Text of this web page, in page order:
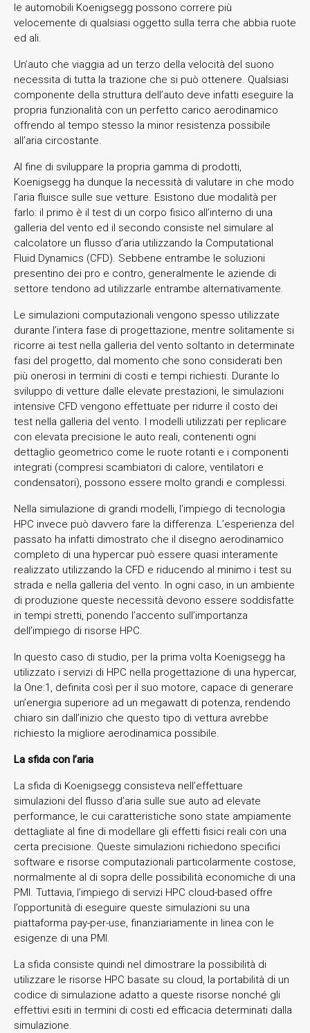
le automobili Koenigsegg possono correre più
velocemente di qualsiasi oggetto sulla terra che abbia ruote
ed ali.
Un’auto che viaggia ad un terzo della velocità del suono
necessita di tutta la trazione che si può ottenere. Qualsiasi
componente della struttura dell’auto deve infatti eseguire la
propria funzionalità con un perfetto carico aerodinamico
offrendo al tempo stesso la minor resistenza possibile
all’aria circostante.
Al fine di sviluppare la propria gamma di prodotti,
Koenigsegg ha dunque la necessità di valutare in che modo
l’aria fluisce sulle sue vetture. Esistono due modalità per
farlo: il primo è il test di un corpo fisico all’interno di una
galleria del vento ed il secondo consiste nel simulare al
calcolatore un flusso d’aria utilizzando la Computational
Fluid Dynamics (CFD). Sebbene entrambe le soluzioni
presentino dei pro e contro, generalmente le aziende di
settore tendono ad utilizzarle entrambe alternativamente.
Le simulazioni computazionali vengono spesso utilizzate
durante l’intera fase di progettazione, mentre solitamente si
ricorre ai test nella galleria del vento soltanto in determinate
fasi del progetto, dal momento che sono considerati ben
più onerosi in termini di costi e tempi richiesti. Durante lo
sviluppo di vetture dalle elevate prestazioni, le simulazioni
intensive CFD vengono effettuate per ridurre il costo dei
test nella galleria del vento. I modelli utilizzati per replicare
con elevata precisione le auto reali, contenenti ogni
dettaglio geometrico come le ruote rotanti e i componenti
integrati (compresi scambiatori di calore, ventilatori e
condensatori), possono essere molto grandi e complessi.
Nella simulazione di grandi modelli, l’impiego di tecnologia
HPC invece può davvero fare la differenza. L’esperienza del
passato ha infatti dimostrato che il disegno aerodinamico
completo di una hypercar può essere quasi interamente
realizzato utilizzando la CFD e riducendo al minimo i test su
strada e nella galleria del vento. In ogni caso, in un ambiente
di produzione queste necessità devono essere soddisfatte
in tempi stretti, ponendo l’accento sull’importanza
dell’impiego di risorse HPC.
In questo caso di studio, per la prima volta Koenigsegg ha
utilizzato i servizi di HPC nella progettazione di una hypercar,
la One:1, definita così per il suo motore, capace di generare
un’energia superiore ad un megawatt di potenza, rendendo
chiaro sin dall’inizio che questo tipo di vettura avrebbe
richiesto la migliore aerodinamica possibile.
La sfida con l’aria
La sfida di Koenigsegg consisteva nell’effettuare
simulazioni del flusso d’aria sulle sue auto ad elevate
performance, le cui caratteristiche sono state ampiamente
dettagliate al fine di modellare gli effetti fisici reali con una
certa precisione. Queste simulazioni richiedono specifici
software e risorse computazionali particolarmente costose,
normalmente al di sopra delle possibilità economiche di una
PMI. Tuttavia, l’impiego di servizi HPC cloud-based offre
l’opportunità di eseguire queste simulazioni su una
piattaforma pay-per-use, finanziariamente in linea con le
esigenze di una PMI.
La sfida consiste quindi nel dimostrare la possibilità di
utilizzare le risorse HPC basate su cloud, la portabilità di un
codice di simulazione adatto a queste risorse nonché gli
effettivi esiti in termini di costi ed efficacia determinati dalla
simulazione.